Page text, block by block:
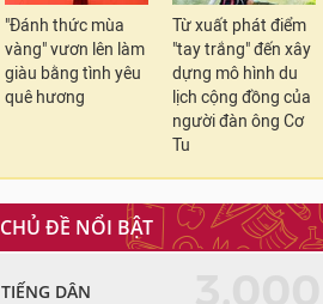
"Đánh thức mùa
vàng" vươn lên làm
giàu bằng tình yêu
quê hương
Từ xuất phát điểm
"tay trắng" đến xây
dựng mô hình du
lịch cộng đồng của
người đàn ông Cơ
Tu
CHỦ ĐỀ NỔI BẬT
TIẾNG DÂN